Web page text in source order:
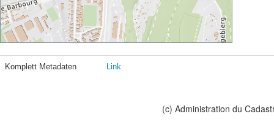
Komplett Metadaten Link
(c) Administration du